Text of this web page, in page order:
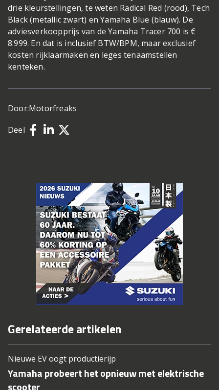
drie kleurstellingen, te weten Radical Red (rood), Tech
Black (metallic zwart) en Yamaha Blue (blauw). De
adviesverkoopprijs van de Yamaha Tracer 700 is €
8.999. En dat is inclusief BTW/BPM, maar exclusief
kosten rijklaarmaken en leges tenaamstellen
kenteken.
Door:Motorfreaks
Deel
Gerelateerde artikelen
Nieuwe EV oogt productierijp
Yamaha probeert het opnieuw met elektrische
scooter